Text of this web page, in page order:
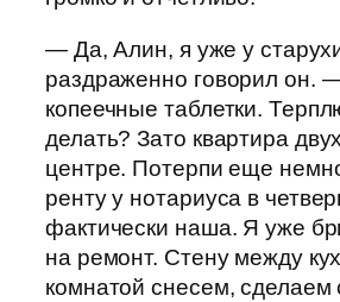
— Да, Алин, я уже у
раздраженно говорил он.
копеечные таблетки.
делать? Зато квартира
центре. Потерпи еще
ренту у нотариуса в
фактически наша. Я уже
на ремонт. Стену между
комнатой снесем,